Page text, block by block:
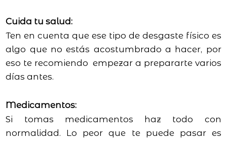
Cuida tu salud:
Ten en cuenta que ese tipo de desgaste físico es
algo que no estás acostumbrado a hacer, por
eso te recomiendo empezar a prepararte varios
días antes.
Medicamentos:
Si tomas medicamentos haz todo con
normalidad. Lo peor que te puede pasar es